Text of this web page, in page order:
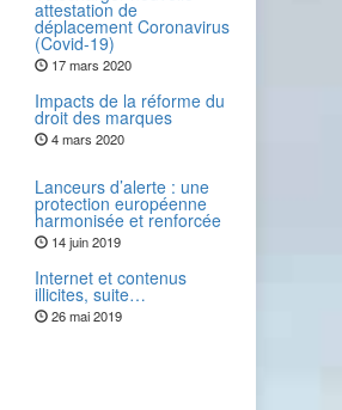
attestation de
déplacement Coronavirus
(Covid-19)
17 mars 2020
Impacts de la réforme du
droit des marques
4 mars 2020
Lanceurs d’alerte : une
protection européenne
harmonisée et renforcée
14 juin 2019
Internet et contenus
illicites, suite…
26 mai 2019